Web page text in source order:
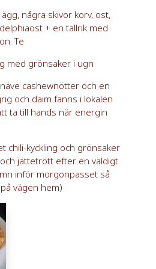
några skivor korv, ost,
+ en tallrik med
Te
med grönsaker i ugn
cashewnötter och en
och daim fanns i lokalen
ta till hands när energin
chili-kyckling och grönsaker
jättetrött efter en väldigt
inför morgonpasset så
vägen hem)